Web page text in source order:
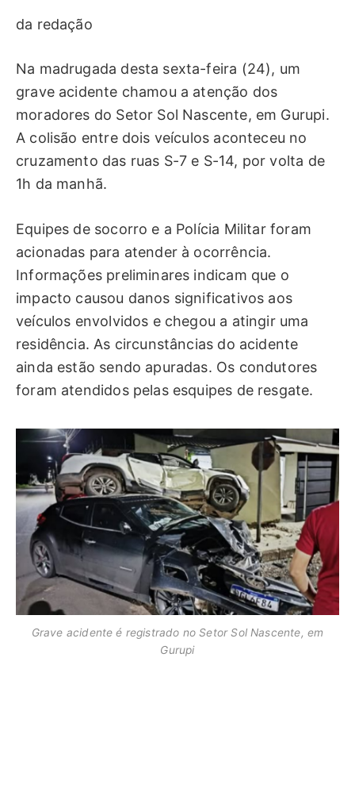
da redação
Na madrugada desta sexta-feira (24), um
grave acidente chamou a atenção dos
moradores do Setor Sol Nascente, em Gurupi.
A colisão entre dois veículos aconteceu no
cruzamento das ruas S-7 e S-14, por volta de
1h da manhã.
Equipes de socorro e a Polícia Militar foram
acionadas para atender à ocorrência.
Informações preliminares indicam que o
impacto causou danos significativos aos
veículos envolvidos e chegou a atingir uma
residência. As circunstâncias do acidente
ainda estão sendo apuradas. Os condutores
foram atendidos pelas esquipes de resgate.
Grave acidente é registrado no Setor Sol Nascente, em
Gurupi